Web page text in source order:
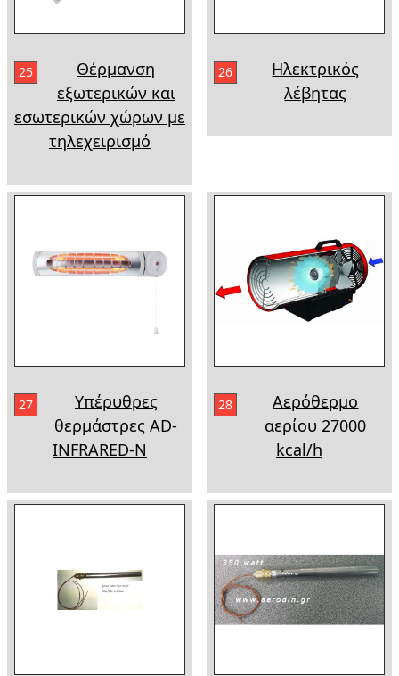
25
Θέρμανση
εξωτερικών και
εσωτερικών χώρων με
τηλεχειρισμό
26
Ηλεκτρικός
λέβητας
27
Υπέρυθρες
θερμάστρες AD-
INFRARED-N
28
Αερόθερμο
αερίου 27000
kcal/h